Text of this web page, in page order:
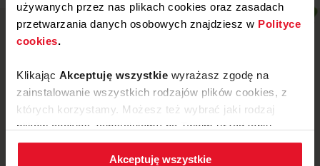
używanych przez nas plikach cookies oraz zasadach
przetwarzania danych osobowych znajdziesz w Polityce
cookies.
Klikając Akceptuję wszystkie wyrażasz zgodę na
zainstalowanie wszystkich rodzajów plików cookies, z
których korzystamy. Możesz też wybrać jaki rodzaj
plików cookies zainstalujemy na Twoim urządzeniu,
klikającZmień ustawienia.
Akceptuję wszystkie